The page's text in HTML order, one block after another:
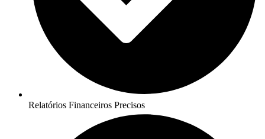
Relatórios Financeiros Precisos